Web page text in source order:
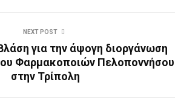
NEXT POST
για την άψογη διοργάνωση
Φαρμακοποιών Πελοποννήσου
στην Τρίπολη